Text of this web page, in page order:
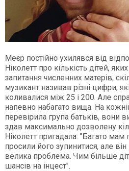
Меєр постійно ухилявся від
Ніколетт про кількість дітей,
запитання численних матерів,
музикант називав різні цифри,
коливалися між 25 і 200. Але
напевно набагато вища. На
перевірила група батьків, вони
здав максимально дозволену
Ніколетт пригадала: "Багато мам
просили його зупинитися, але
велика проблема. Чим більше
шансів на інцест".